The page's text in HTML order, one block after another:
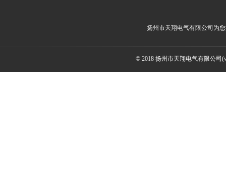
扬州市天翔电气有限公司为
© 2018 扬州市天翔电气有限公司